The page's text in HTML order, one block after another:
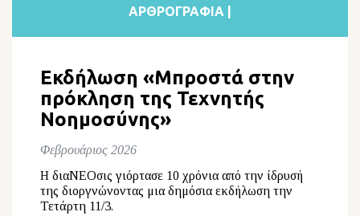
ΑΡΘΡΟΓΡΑΦΙΑ |
Εκδήλωση «Μπροστά στην
πρόκληση της Τεχνητής
Νοημοσύνης»
Φεβρουάριος 2026
Η διαΝΕΟσις γιόρτασε 10 χρόνια από την ίδρυσή
της διοργνώνοντας μια δημόσια εκδήλωση την
Τετάρτη 11/3.